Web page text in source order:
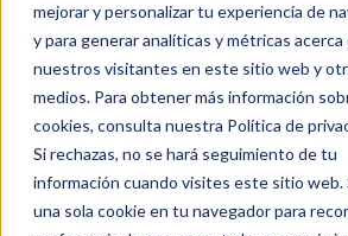
mejorar y personalizar tu experiencia de
y para generar analíticas y métricas acerca
nuestros visitantes en este sitio web y
medios. Para obtener más información
cookies, consulta nuestra Política de
Si rechazas, no se hará seguimiento de tu
información cuando visites este sitio web.
una sola cookie en tu navegador para
Conciliación bancaria
automática con IA
Gestiona tarjetas corporativas bajo
y deja que nuestra Inteligencia
transacciones bancarias con sus
(FE). Cierra el mes sin cuadraturas